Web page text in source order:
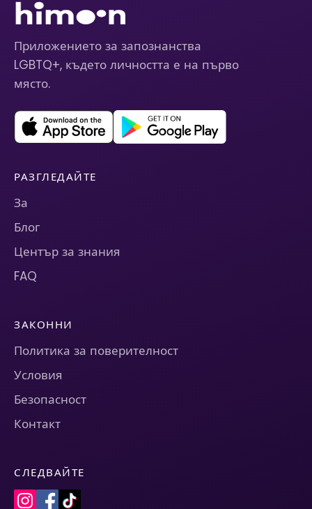
Приложението за запознанства
LGBTQ+, където личността е на първо
място.
РАЗГЛЕДАЙТЕ
За
Блог
Център за знания
FAQ
ЗАКОННИ
Политика за поверителност
Условия
Безопасност
Контакт
СЛЕДВАЙТЕ